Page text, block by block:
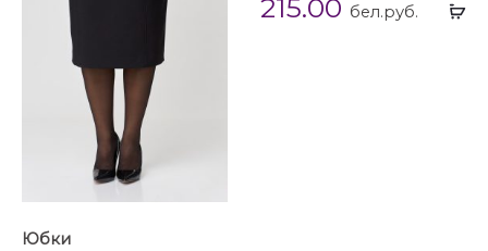
Юбки
215.00 бел.руб.